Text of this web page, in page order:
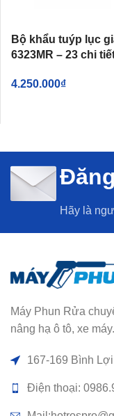
Bộ khẩu tuýp lục
6323MR – 23 chi
4.250.000₫
Hãy là
Máy Phun Rửa
nâng hạ ô tô, xe máy.
167-169 Bình
Điện thoại: